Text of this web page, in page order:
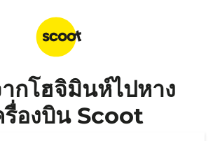
กโฮจิมินห์ไปหาง
รื่องบิน Scoot